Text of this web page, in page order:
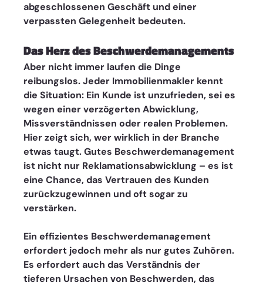
abgeschlossenen Geschäft und einer
verpassten Gelegenheit bedeuten.
Das Herz des Beschwerdemanagements
Aber nicht immer laufen die Dinge
reibungslos. Jeder Immobilienmakler kennt
die Situation: Ein Kunde ist unzufrieden, sei es
wegen einer verzögerten Abwicklung,
Missverständnissen oder realen Problemen.
Hier zeigt sich, wer wirklich in der Branche
etwas taugt. Gutes Beschwerdemanagement
ist nicht nur Reklamationsabwicklung – es ist
eine Chance, das Vertrauen des Kunden
zurückzugewinnen und oft sogar zu
verstärken.
Ein effizientes Beschwerdemanagement
erfordert jedoch mehr als nur gutes Zuhören.
Es erfordert auch das Verständnis der
tieferen Ursachen von Beschwerden, das